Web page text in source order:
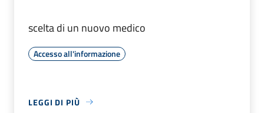
scelta di un nuovo medico
Accesso all'informazione
LEGGI DI PIÙ